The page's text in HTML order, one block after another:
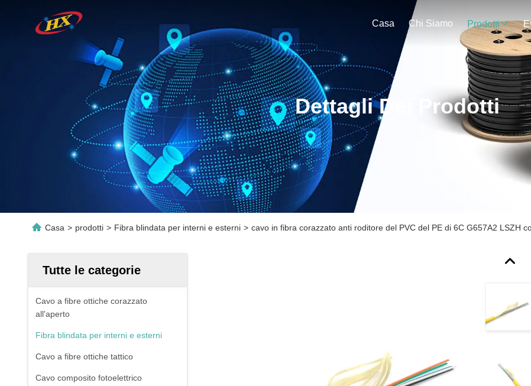
Casa Chi Siamo Prodotti
Dettagli Dei Prodotti
Casa > prodotti > Fibra blindata per interni e esterni > cavo in fibra corazzato anti roditore del PVC del PE di 6C G657A2 LSZH
Tutte le categorie
Cavo a fibre ottiche corazzato
all'aperto
Fibra blindata per interni e esterni
Cavo a fibre ottiche tattico
Cavo composito fotoelettrico